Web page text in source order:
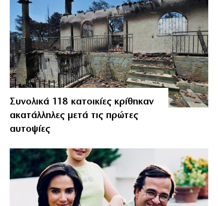
Συνολικά 118 κατοικίες κρίθηκαν
ακατάλληλες μετά τις πρώτες
αυτοψίες